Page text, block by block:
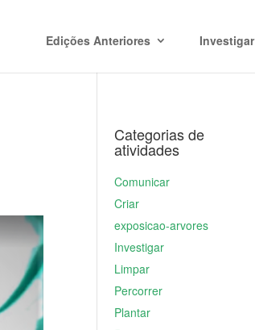
Edições Anteriores Investigar
Categorias de
atividades
Comunicar
Criar
exposicao-arvores
Investigar
Limpar
Percorrer
Plantar